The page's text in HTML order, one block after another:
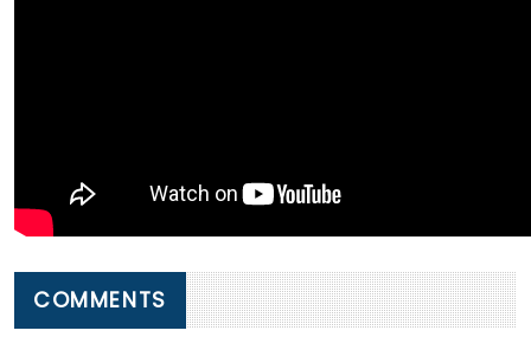
COMMENTS